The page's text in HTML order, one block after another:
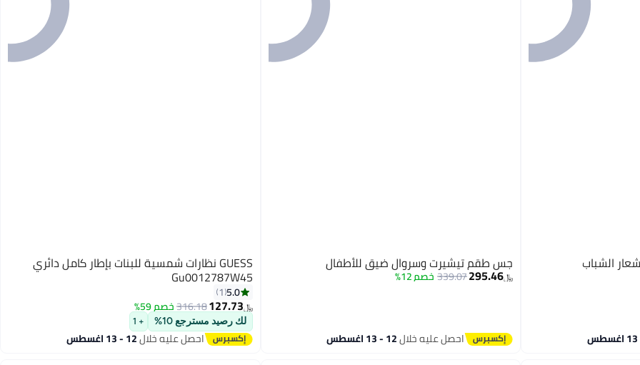
الشباب جس طقم تيشيرت وسروال ضيق للأطفال
﷼‏295.46
339.07خصم 12%
احصل عليه خلال12 - 13 اغسطس
GUESS نظارات شمسية للبنات بإطار كامل دائري
Gu0012787W45
5.0
1
﷼‏127.73
316.18خصم 59%
لك رصيد مسترجع 10% + 1
احصل عليه خلال12 - 13 اغسطس